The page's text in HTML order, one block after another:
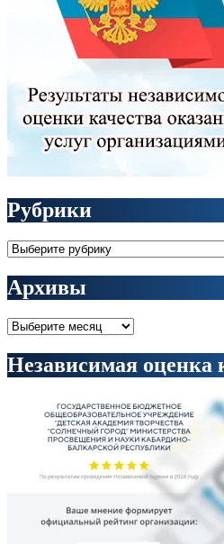
Рубрики
Рубрики
Архивы
Архивы
Независимая оценка